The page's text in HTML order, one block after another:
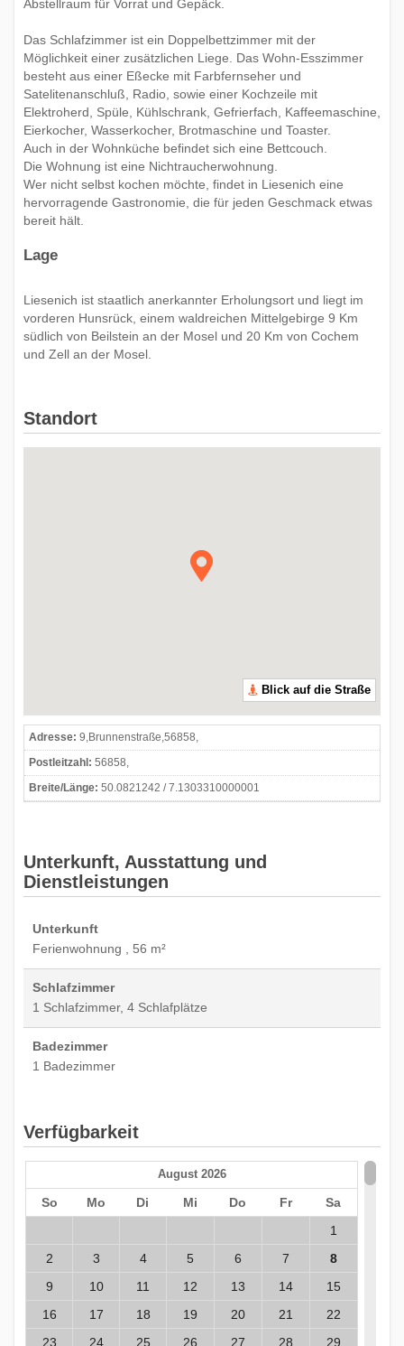
Abstellraum für Vorrat und Gepäck.
Das Schlafzimmer ist ein Doppelbettzimmer mit der
Möglichkeit einer zusätzlichen Liege. Das Wohn-Esszimmer
besteht aus einer Eßecke mit Farbfernseher und
Satelitenanschluß, Radio, sowie einer Kochzeile mit
Elektroherd, Spüle, Kühlschrank, Gefrierfach, Kaffeemaschine,
Eierkocher, Wasserkocher, Brotmaschine und Toaster.
Auch in der Wohnküche befindet sich eine Bettcouch.
Die Wohnung ist eine Nichtraucherwohnung.
Wer nicht selbst kochen möchte, findet in Liesenich eine
hervorragende Gastronomie, die für jeden Geschmack etwas
bereit hält.
Lage
Liesenich ist staatlich anerkannter Erholungsort und liegt im
vorderen Hunsrück, einem waldreichen Mittelgebirge 9 Km
südlich von Beilstein an der Mosel und 20 Km von Cochem
und Zell an der Mosel.
Standort
Blick auf die Straße
Adresse: 9,Brunnenstraße,56858,
Postleitzahl: 56858,
Breite/Länge: 50.0821242 / 7.1303310000001
Unterkunft, Ausstattung und
Dienstleistungen
Unterkunft
Ferienwohnung , 56 m²
Schlafzimmer
1 Schlafzimmer, 4 Schlafplätze
Badezimmer
1 Badezimmer
Verfügbarkeit
August 2026
So Mo Di Mi Do Fr
Sa
1
2
3 4 5 6 7
8
9
10 11 12 13 14
15
16
17 18 19 20 21
22
23
24 25 26 27 28 29